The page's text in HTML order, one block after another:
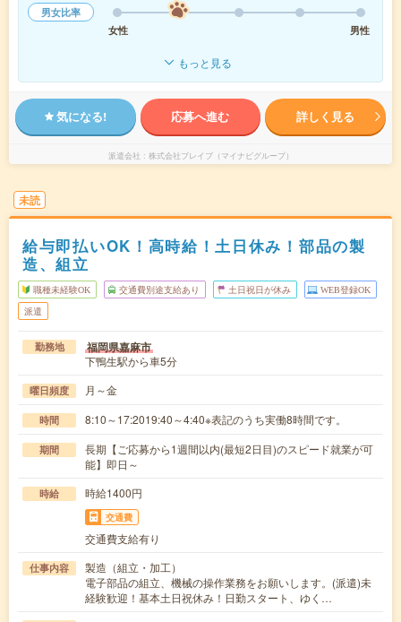
男女比率
女性
男性
もっと見る
気になる! 応募へ進む 詳しく見る
派遣会社 株式会社ブレイブ（マイナビグループ）
未読
給与即払いOK！高時給！土日休み！部品の製
造、組立
職種未経験OK 交通費別途支給あり 土日祝日が休み WEB登録OK
派遣
勤務地 福岡県嘉麻市
下鴨生駅から車5分
曜日頻度 月～金
時間 8:10～17:2019:40～4:40※表記のうち実働8時間です。
期間
長期【ご応募から1週間以内(最短2日目)のスピード就業が可
能】即日～
時給 時給1400円
交通費
交通費支給有り
仕事内容
製造（組立・加工）
電子部品の組立、機械の操作業務をお願いします。(派遣)未
経験歓迎！基本土日祝休み！日勤スタート、ゆく…